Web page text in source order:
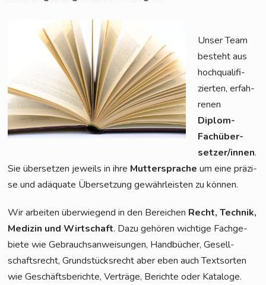
Unser Team
besteht aus
hoch­qua­li­fi­
zier­ten, erfah­
re­nen
Diplom-
Fach­über­
set­zer/in­nen.
Sie über­set­zen jeweils in ihre Mut­ter­spra­che um eine prä­zi­
se und adäqua­te Über­set­zung gewähr­leis­ten zu können.
Wir arbei­ten über­wie­gend in den Berei­chen Recht, Tech­nik,
Medi­zin und Wirt­schaft. Dazu gehö­ren wich­ti­ge Fach­ge­
bie­te wie Gebrauchs­an­wei­sun­gen, Hand­bü­cher, Gesell­
schafts­recht, Grund­stücks­recht aber eben auch Text­sor­ten
wie Geschäfts­be­rich­te, Ver­trä­ge, Berich­te oder Kata­lo­ge.